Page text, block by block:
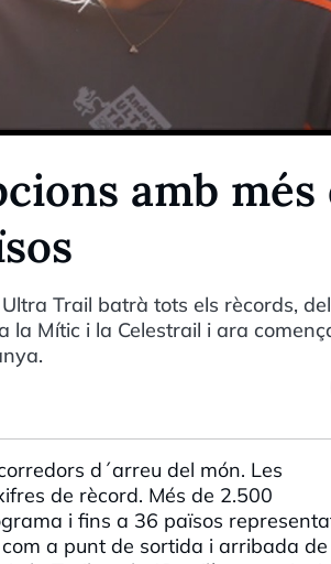
amb més
Trail batrà tots els rècords,
la Mític i la Celestrail i ara
d´arreu del món. Les
de rècord. Més de 2.500
i fins a 36 països
a punt de sortida i arribada